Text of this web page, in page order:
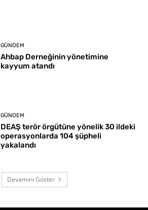
GÜNDEM
Ahbap Derneğinin yönetimine
kayyum atandı
GÜNDEM
DEAŞ terör örgütüne yönelik 30 ildeki
operasyonlarda 104 şüpheli
yakalandı
Devamını Göster